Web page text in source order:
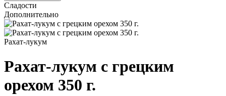
Сладости
Дополнительно
Рахат-лукум
Рахат-лукум с грецким
орехом 350 г.